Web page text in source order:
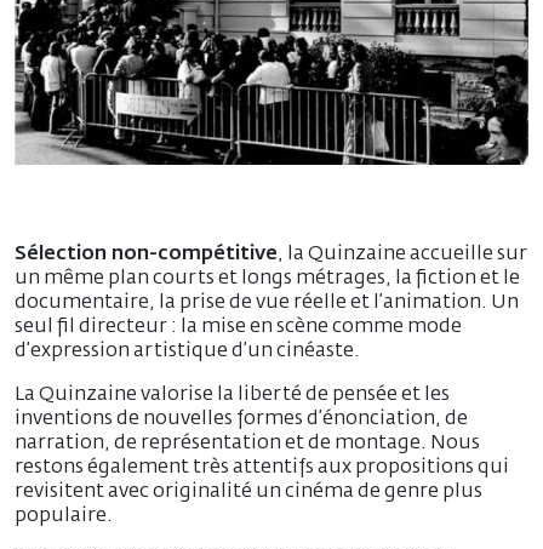
Sélection non-compétitive, la Quinzaine accueille sur
un même plan courts et longs métrages, la fiction et le
documentaire, la prise de vue réelle et l’animation. Un
seul fil directeur : la mise en scène comme mode
d’expression artistique d’un cinéaste.
La Quinzaine valorise la liberté de pensée et les
inventions de nouvelles formes d’énonciation, de
narration, de représentation et de montage. Nous
restons également très attentifs aux propositions qui
revisitent avec originalité un cinéma de genre plus
populaire.